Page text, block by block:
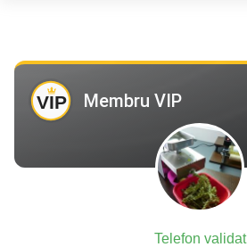
Membru VIP
Telefon validat